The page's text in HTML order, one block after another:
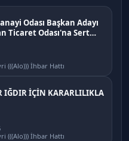
Odası Başkan Adayı
Ticaret Odası'na Sert
(((Alo))) İhbar Hattı
IĞDIR İÇİN KARARLILIKLA
(((Alo))) İhbar Hattı